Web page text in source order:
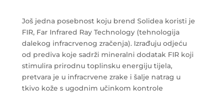
Još jedna posebnost koju brend Solidea koristi je
FIR, Far Infrared Ray Technology (tehnologija
dalekog infracrvenog zračenja). Izrađuju odjeću
od prediva koje sadrži mineralni dodatak FIR koji
stimulira prirodnu toplinsku energiju tijela,
pretvara je u infracrvene zrake i šalje natrag u
tkivo kože s ugodnim učinkom kontrole